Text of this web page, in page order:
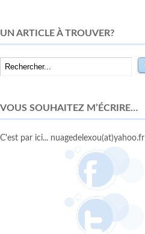
UN ARTICLE À TROUVER?
VOUS SOUHAITEZ M’ÉCRIRE…
C'est par ici... nuagedelexou(at)yahoo.fr